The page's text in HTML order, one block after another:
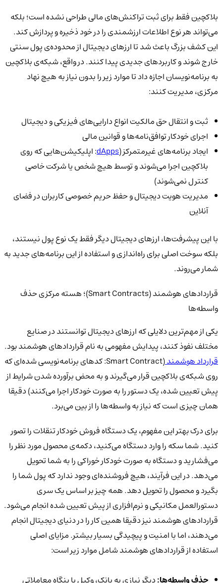
بلاکچین فقط برای ثبت تراکنش‌های مالی طراحی نشده است؛ بلکه
می‌تواند هر نوع اطلاعات ارزشمندی را در خود ذخیره و پردازش کند.
این کشف بزرگ باعث شد تا ارزهای دیجیتال از محدوده‌ی پول سنتی
خارج شوند و کاربردهای جدیدی پیدا کنند. در واقع، شبکه‌ی بلاکچین
به برنامه‌نویسان اجازه داد تا موارد زیر را بدون نیاز به هیچ نهاد
مرکزی، مدیریت کنند:
ثبت و انتقال حق مالکیت انواع دارایی‌های فیزیکی و دیجیتال
اجرای خودکار توافق‌نامه‌ها و قوانین مالی
ایجاد برنامه‌های غیرمتمرکز (dApps: اپلیکیشن‌هایی که روی
بلاکچین اجرا می‌شوند و توسط هیچ شخص یا شرکت خاصی
کنترل نمی‌شوند)
مدیریت هویت دیجیتال و حفظ حریم خصوصی کاربران در فضای
آنلاین
با این پیشرفت‌ها، ارزهای دیجیتال دیگر فقط یک نوع پول نیستند،
بلکه سوخت اصلی برای راه‌اندازی و استفاده از این برنامه‌های جدید به
شمار می‌روند.
قراردادهای هوشمند (Smart Contracts)؛ هسته مرکزی حذف
واسطه‌ها
یکی از مهم‌ترین دلایلی که ارزهای دیجیتال توانستند در صنایع
مختلف نفوذ کنند، پیدایش مفهومی به نام قراردادهای هوشمند بود.
قرارداد هوشمند
(Smart Contract: کدهای برنامه‌نویسی شده‌ای که
روی شبکه‌ی بلاکچین قرار می‌گیرند و به محض برآورده شدن شرایط از
پیش تعیین شده، یک دستور را به صورت خودکار اجرا می‌کنند) دقیقا
همان چیزی است که نیاز به واسطه‌ها را از بین می‌برد.
برای درک بهتر این مفهوم، یک دستگاه فروش خودکار تنقلات را تصور
کنید. شما سکه را وارد دستگاه می‌کنید، دکمه‌ی محصول مورد نظر را
می‌فشارید و دستگاه به صورت خودکار خوراکی را به شما تحویل
می‌دهد. در این فرآیند، هیچ فروشنده‌ای وجود ندارد که پول شما را
بگیرد و محصول را تحویل دهد. همه چیز بر اساس یک سری
دستورالعمل مکانیکی و نرم‌افزاری از پیش تعیین شده انجام می‌شود.
قراردادهای هوشمند نیز دقیقا همین کار را در دنیای دیجیتال انجام
می‌دهند، اما با امنیت و پیچیدگی بسیار بیشتر. مزایای اصلی
استفاده از قراردادهای هوشمند شامل موارد زیر است:
حذف واسطه‌ها:دیگر نیازی به بانک، وکیل یا بنگاه معاملاتی